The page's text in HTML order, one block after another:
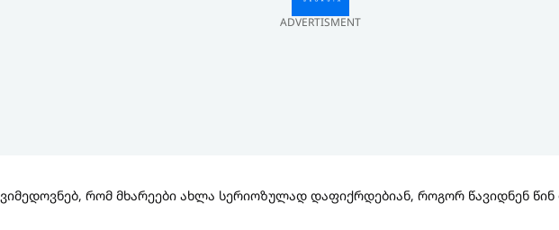
ADVERTISMENT
ვიმედოვნებ, რომ მხარეები ახლა სერიოზულად დაფიქრდებიან, როგორ წავიდნენ